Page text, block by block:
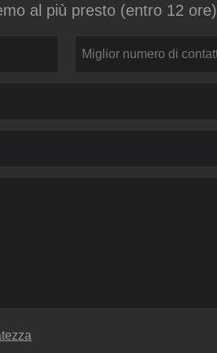
al più presto (entro 12 ore)